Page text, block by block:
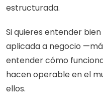
estructurada.
Si quieres entender
aplicada a negocio
entender cómo
hacen operable en el
ellos.